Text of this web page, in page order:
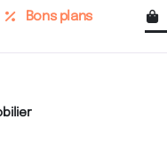
Bons plans